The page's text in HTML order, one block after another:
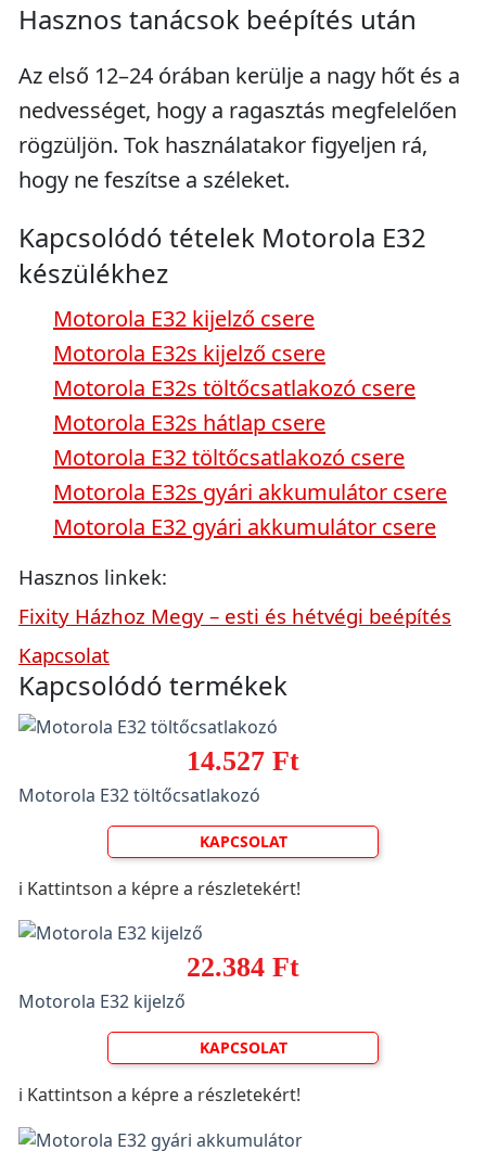
Hasznos tanácsok beépítés után
Az első 12–24 órában kerülje a nagy hőt és a
nedvességet, hogy a ragasztás megfelelően
rögzüljön. Tok használatakor figyeljen rá,
hogy ne feszítse a széleket.
Kapcsolódó tételek Motorola E32
készülékhez
Motorola E32 kijelző csere
Motorola E32s kijelző csere
Motorola E32s töltőcsatlakozó csere
Motorola E32s hátlap csere
Motorola E32 töltőcsatlakozó csere
Motorola E32s gyári akkumulátor csere
Motorola E32 gyári akkumulátor csere
Hasznos linkek:
Fixity Házhoz Megy – esti és hétvégi beépítés
Kapcsolat
Kapcsolódó termékek
14.527 Ft
Motorola E32 töltőcsatlakozó
KAPCSOLAT
ℹ️ Kattintson a képre a részletekért!
22.384 Ft
Motorola E32 kijelző
KAPCSOLAT
ℹ️ Kattintson a képre a részletekért!